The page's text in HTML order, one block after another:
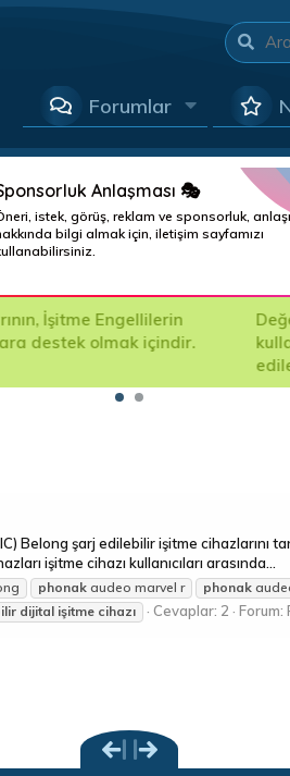
Forumlar
Anlaşması 🎭
istek, görüş, reklam ve sponsorluk,
bilgi almak için, iletişim sayfamızı
şikayetlerden forumumuz
yapan kişilere ait bilgiler resmi
Belong şarj edilebilir işitme cihazlarını
işitme cihazı kullanıcıları arasında...
phonak audeo marvel r phonak
dijital işitme cihazı Cevaplar: 2 Forum: